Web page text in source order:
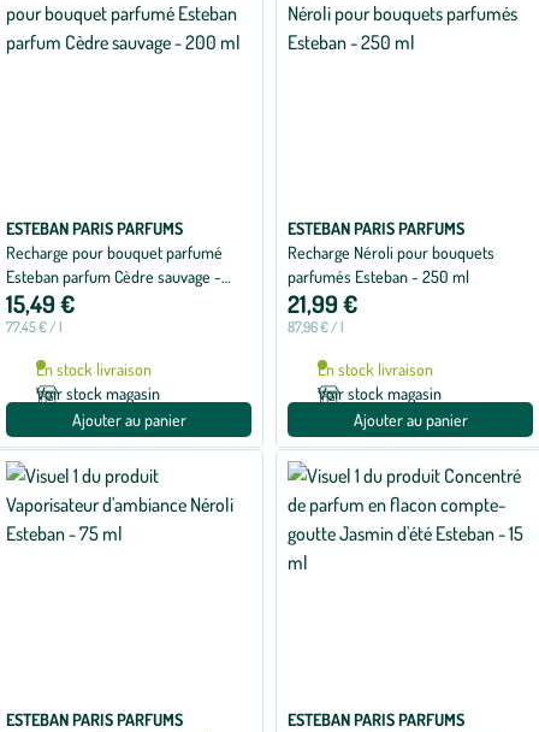
ESTEBAN PARIS PARFUMS
Recharge pour bouquet parfumé
Esteban parfum Cèdre sauvage -
200 ml
15,49 €
77,45 € / l
En stock livraison
Voir stock magasin
Ajouter au panier
ESTEBAN PARIS PARFUMS
Recharge Néroli pour bouquets
parfumés Esteban - 250 ml
21,99 €
87,96 € / l
En stock livraison
Voir stock magasin
Ajouter au panier
ESTEBAN PARIS PARFUMS
ESTEBAN PARIS PARFUMS